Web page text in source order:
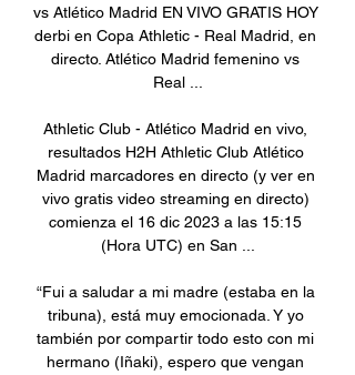
vs Atlético Madrid EN VIVO GRATIS HOY
derbi en Copa Athletic - Real Madrid, en
directo. Atlético Madrid femenino vs
Real ...
Athletic Club - Atlético Madrid en vivo,
resultados H2H Athletic Club Atlético
Madrid marcadores en directo (y ver en
vivo gratis video streaming en directo)
comienza el 16 dic 2023 a las 15:15
(Hora UTC) en San ...
“Fui a saludar a mi madre (estaba en la
tribuna), está muy emocionada. Y yo
también por compartir todo esto con mi
hermano (Iñaki), espero que vengan